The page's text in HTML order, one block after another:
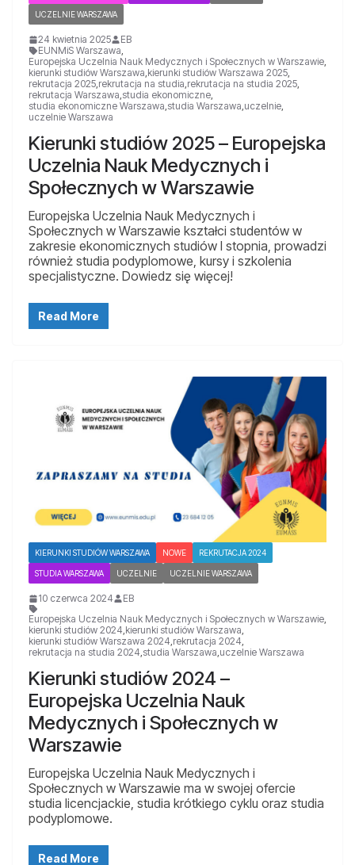
UCZELNIE WARSZAWA
24 kwietnia 2025
EB
EUNMiS Warszawa,
Europejska Uczelnia Nauk Medycznych i Społecznych w Warszawie,
kierunki studiów Warszawa,kierunki studiów Warszawa 2025,
rekrutacja 2025,rekrutacja na studia,rekrutacja na studia 2025,
rekrutacja Warszawa,studia ekonomiczne,
studia ekonomiczne Warszawa,studia Warszawa,uczelnie,
uczelnie Warszawa
Kierunki studiów 2025 – Europejska
Uczelnia Nauk Medycznych i
Społecznych w Warszawie
Europejska Uczelnia Nauk Medycznych i
Społecznych w Warszawie kształci studentów w
zakresie ekonomicznych studiów I stopnia, prowadzi
również studia podyplomowe, kursy i szkolenia
specjalistyczne. Dowiedz się więcej!
Read More
KIERUNKI STUDIÓW WARSZAWA NOWE REKRUTACJA 2024
STUDIA WARSZAWA UCZELNIE UCZELNIE WARSZAWA
10 czerwca 2024
EB
Europejska Uczelnia Nauk Medycznych i Społecznych w Warszawie,
kierunki studiów 2024,kierunki studiów Warszawa,
kierunki studiów Warszawa 2024,rekrutacja 2024,
rekrutacja na studia 2024,studia Warszawa,uczelnie Warszawa
Kierunki studiów 2024 –
Europejska Uczelnia Nauk
Medycznych i Społecznych w
Warszawie​
Europejska Uczelnia Nauk Medycznych i
Społecznych w Warszawie ma w swojej ofercie
studia licencjackie, studia krótkiego cyklu oraz studia
podyplomowe.
Read More